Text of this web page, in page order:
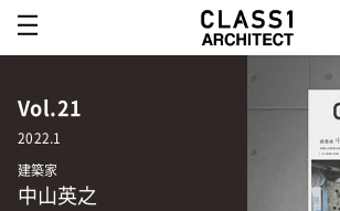
Vol.21
2022.1
建築家
中山英之